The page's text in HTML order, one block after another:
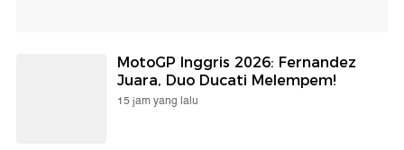
MotoGP Inggris 2026: Fernandez
Juara, Duo Ducati Melempem!
15 jam yang lalu